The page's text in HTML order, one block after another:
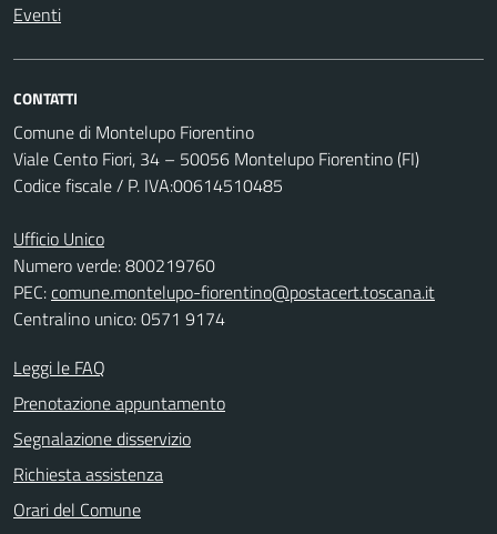
Eventi
CONTATTI
Comune di Montelupo Fiorentino
Viale Cento Fiori, 34 – 50056 Montelupo Fiorentino (FI)
Codice fiscale / P. IVA:00614510485
Ufficio Unico
Numero verde: 800219760
PEC:comune.montelupo-fiorentino@postacert.toscana.it
Centralino unico: 0571 9174
Leggi le FAQ
Prenotazione appuntamento
Segnalazione disservizio
Richiesta assistenza
Orari del Comune